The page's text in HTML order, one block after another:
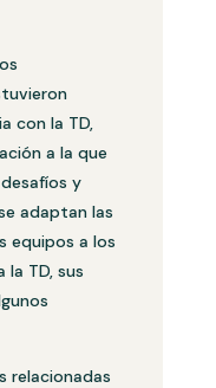
con la TD,
a la que
y
adaptan las
equipos a los
TD, sus
relacionadas